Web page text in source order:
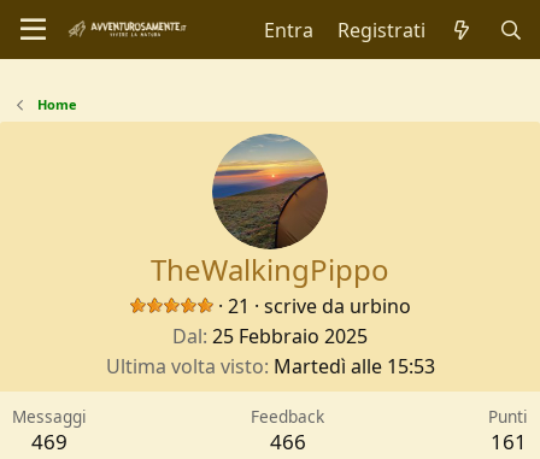
Entra Registrati
Home
TheWalkingPippo
· 21 · scrive da urbino
Dal 25 Febbraio 2025
Ultima volta visto Martedì alle 15:53
Messaggi
469
Feedback
466
Punti
161